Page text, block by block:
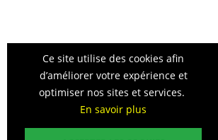
Ce site utilise des cookies afin
d’améliorer votre expérience et
optimiser nos sites et services.
En savoir plus